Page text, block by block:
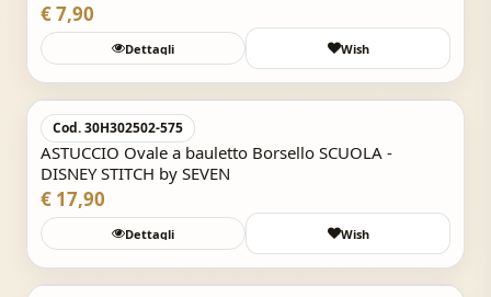
€ 7,90
Dettagli Wish
Acquisto Veloce
Cod. 30H302502-575
ASTUCCIO Ovale a bauletto Borsello SCUOLA -
DISNEY STITCH by SEVEN
€ 17,90
Dettagli Wish
Acquisto Veloce